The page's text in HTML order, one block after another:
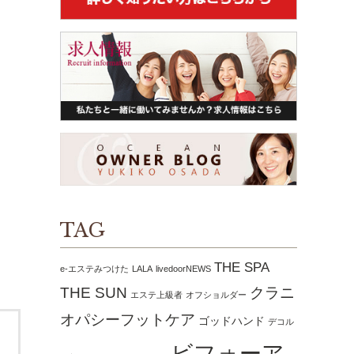
TAG
e-エステみつけた LALA livedoorNEWS THE SPA
THE SUN エステ上級者 オフショルダー クラニ
オパシーフットケア ゴッドハンド デコル